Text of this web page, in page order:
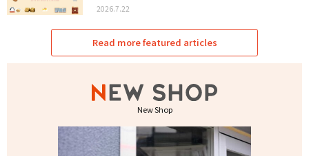
2026.7.22
Read more featured articles
New Shop